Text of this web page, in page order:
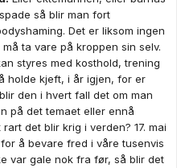
så blir man fort
Det er liksom ingen
ta vare på kroppen sin selv.
styres med kosthold, trening
holde kjeft, i år igjen, for er
den i hvert fall det om man
på det temaet eller ennå
det blir krig i verden? 17. mai
å bevare fred i våre tusenvis
var gale nok fra før, så blir det